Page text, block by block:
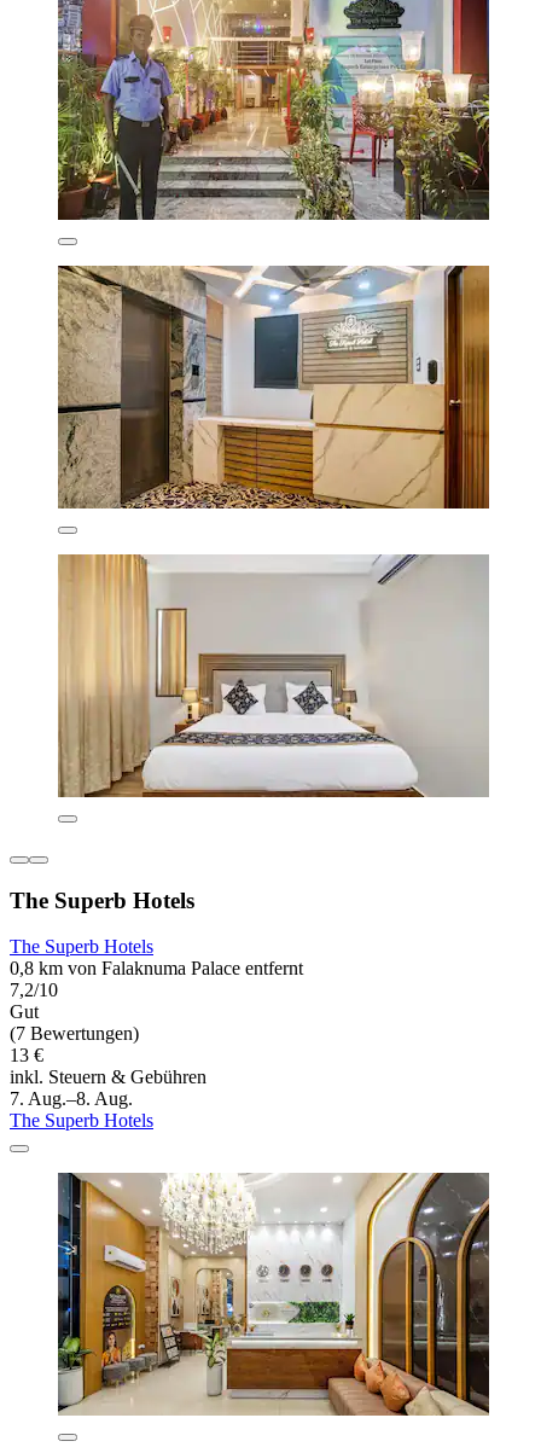
The Superb Hotels
The Superb Hotels
0,8 km von Falaknuma Palace entfernt
7,2/10
Gut
(7 Bewertungen)
13 €
inkl. Steuern & Gebühren
7. Aug.–8. Aug.
The Superb Hotels